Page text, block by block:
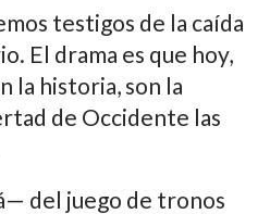
testigos de la caída
El drama es que hoy,
la historia, son la
de Occidente las
del juego de tronos